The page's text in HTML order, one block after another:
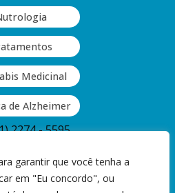
garantir que você tenha a
em "Eu concordo", ou
Medicinal
de Alzheimer
2274 - 5595
- Vila Monumento,